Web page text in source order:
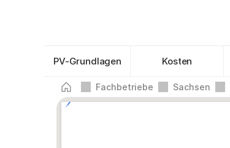
PV-Grundlagen Kosten
Fachbetriebe Sachsen